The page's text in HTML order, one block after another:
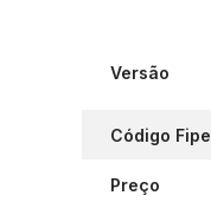
Versão
Código Fipe
Preço